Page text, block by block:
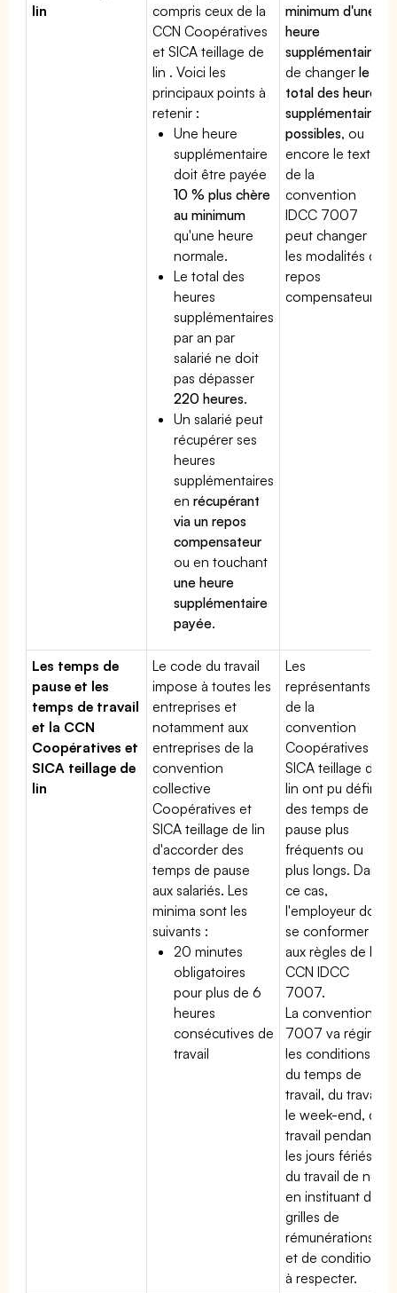
lin
compris ceux de la
CCN Coopératives
et SICA teillage de
lin . Voici les
principaux points à
retenir :
Une heure
supplémentaire
doit être payée
10 % plus chère
au minimum
qu'une heure
normale.
Le total des
heures
supplémentaires
par an par
salarié ne doit
pas dépasser
220 heures.
Un salarié peut
récupérer ses
heures
supplémentaires
enrécupérant
via un repos
compensateur
ou en touchant
une heure
supplémentaire
payée.
minimum d'une
heure
supplémentaire
de changerle
total des heures
supplémentaires
possibles, ou
encore le texte
de la
convention
IDCC 7007
peut changer
les modalités du
repos
compensateur.
Les temps de
pause et les
temps de travail
et la CCN
Coopératives et
SICA teillage de
lin
Le code du travail
impose à toutes les
entreprises et
notamment aux
entreprises de la
convention
collective
Coopératives et
SICA teillage de lin
d'accorder des
temps de pause
aux salariés. Les
minima sont les
suivants :
20 minutes
obligatoires
pour plus de 6
heures
consécutives de
travail
Les
représentants
de la
convention
Coopératives et
SICA teillage de
lin ont pu définir
des temps de
pause plus
fréquents ou
plus longs. Dans
ce cas,
l'employeur doit
se conformer
aux règles de la
CCN IDCC
7007.
La convention
7007 va régir
les conditions
du temps de
travail, du travail
le week-end, du
travail pendant
les jours fériés,
du travail de nuit
en instituant des
grilles de
rémunérations
et de conditions
à respecter.